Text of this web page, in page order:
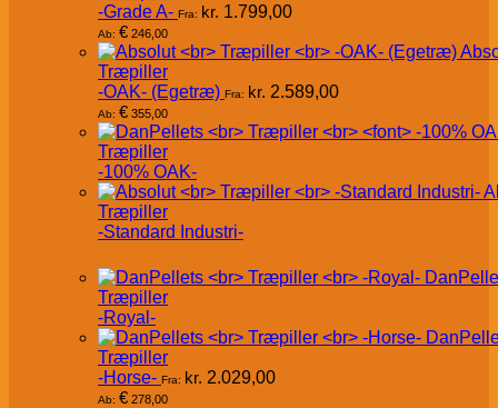
-Grade A- Fra: kr. 1.799,00
Ab: € 246,00
Træpiller
-OAK- (Egetræ) Fra: kr. 2.589,00
Ab: € 355,00
Træpiller
-100% OAK-
Træpiller
-Standard Industri-
Træpiller
-Royal-
Træpiller
-Horse- Fra: kr. 2.029,00
Ab: € 278,00